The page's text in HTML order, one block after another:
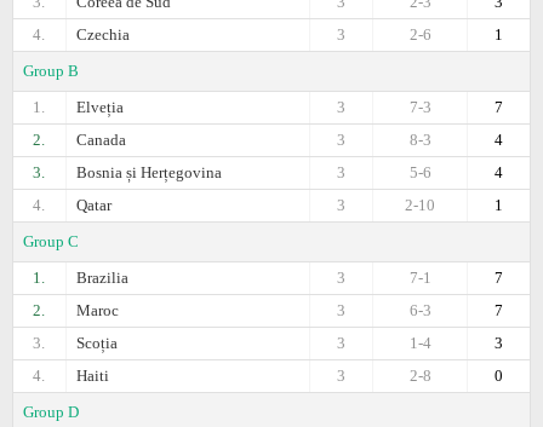
4.
Czechia 1
2-6
3
Group B
1.
Elveția 7
7-3
3
2.
Canada 4
8-3
3
3.
Bosnia și Herțegovina 4
5-6
3
4.
Qatar 1
2-10
3
Group C
1.
Brazilia 7
7-1
3
2.
Maroc 7
6-3
3
3.
Scoția 3
1-4
3
4.
Haiti 0
2-8
3
Group D